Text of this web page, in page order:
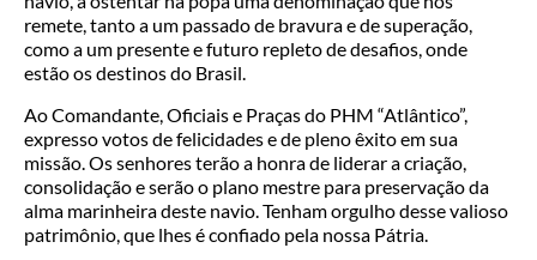
remete, tanto a um passado de bravura e de superação,
como a um presente e futuro repleto de desafios, onde
estão os destinos do Brasil.
Ao Comandante, Oficiais e Praças do PHM “Atlântico”,
expresso votos de felicidades e de pleno êxito em sua
missão. Os senhores terão a honra de liderar a criação,
consolidação e serão o plano mestre para preservação da
alma marinheira deste navio. Tenham orgulho desse valioso
patrimônio, que lhes é confiado pela nossa Pátria.